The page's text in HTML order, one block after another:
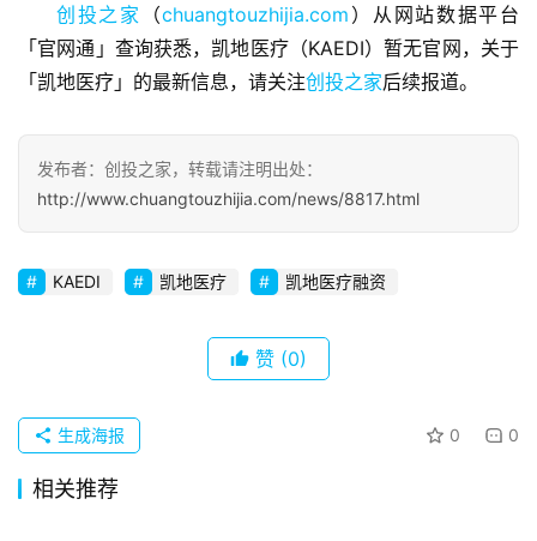
商
业
观
初
业
布
并
投稿
创投之家 （chuangtouzhijia.com ）从网站数据平台
「官网通」查询获悉，凯地医疗（KAEDI）暂无官网，关于
「凯地医疗」的最新信息，请关注创投之家后续报道。
发布者：创投之家，转载请注明出处：
http://www.chuangtouzhijia.com/news/8817.html
KAEDI 凯地医疗 凯地医疗融资
赞 (0)
0 0
生成海报
相关推荐